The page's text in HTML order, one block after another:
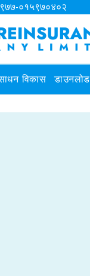
०१५९७०४०२
विकास डाउनलोड